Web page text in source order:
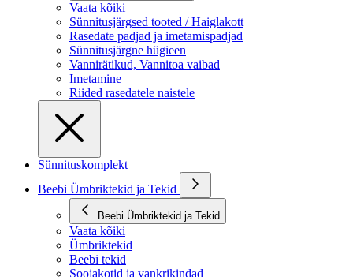
Vaata kõiki
Sünnitusjärgsed tooted / Haiglakott
Rasedate padjad ja imetamispadjad
Sünnitusjärgne hügieen
Vannirätikud, Vannitoa vaibad
Imetamine
Riided rasedatele naistele
Sünnituskomplekt
Beebi Ümbriktekid ja Tekid
Beebi Ümbriktekid ja Tekid
Vaata kõiki
Ümbriktekid
Beebi tekid
Soojakotid ja vankrikindad